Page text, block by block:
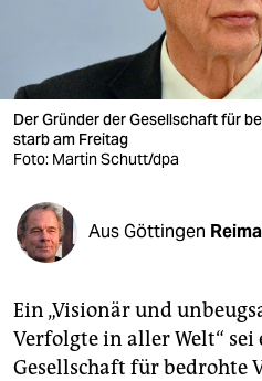
verlag
verlag
shop
fragen & hilfe
unterstützen
abo
Der Gründer der Gesellschaft für
starb am Freitag
Foto: Martin Schutt/dpa
Aus Göttingen
Ein „Visionär und
Verfolgte in aller Welt“ sei
Gesellschaft für bedrohte